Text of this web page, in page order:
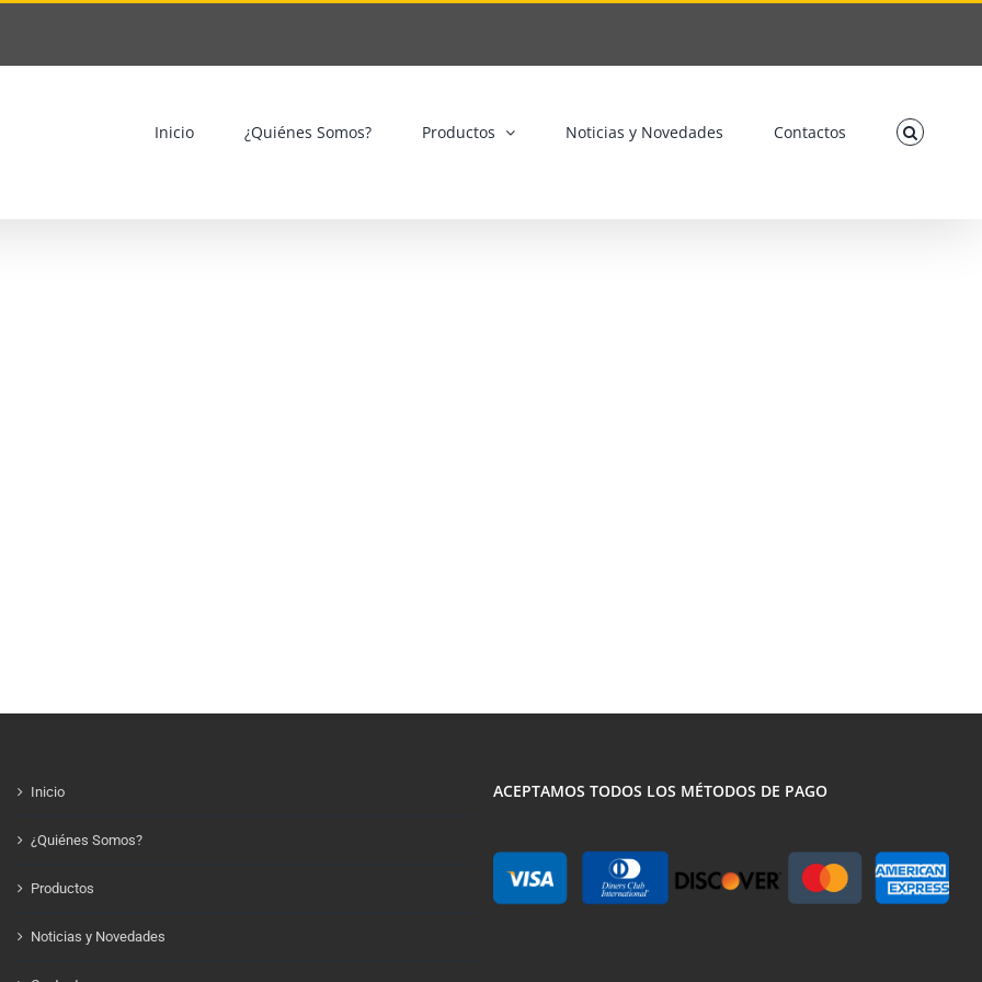
Inicio ¿Quiénes Somos? Productos Noticias y Novedades Contactos
Inicio
¿Quiénes Somos?
Productos
Noticias y Novedades
ACEPTAMOS TODOS LOS MÉTODOS DE PAGO